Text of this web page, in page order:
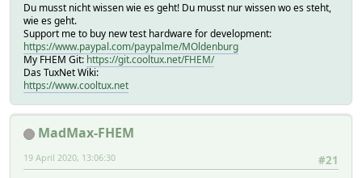
Du musst nicht wissen wie es geht! Du musst nur wissen wo es steht,
wie es geht.
Support me to buy new test hardware for development:
https://www.paypal.com/paypalme/MOldenburg
My FHEM Git: https://git.cooltux.net/FHEM/
Das TuxNet Wiki:
https://www.cooltux.net
MadMax-FHEM
#21
19 April 2020, 13:06:30